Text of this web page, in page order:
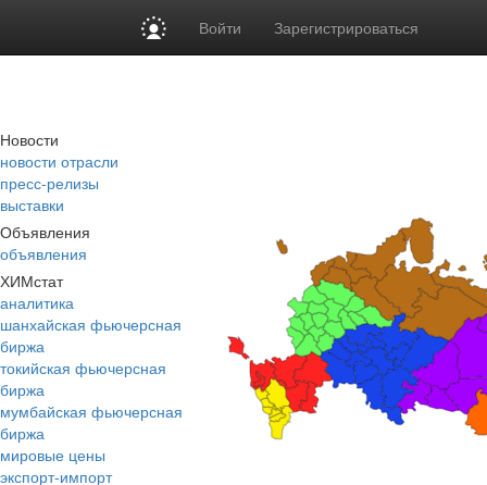
Войти Зарегистрироваться
Новости
новости отрасли
пресс-релизы
выставки
Объявления
объявления
ХИМстат
аналитика
шанхайская фьючерсная
биржа
токийская фьючерсная
биржа
мумбайская фьючерсная
биржа
мировые цены
экспорт-импорт